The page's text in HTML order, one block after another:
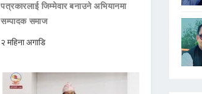
पत्रकारलाई जिम्मेवार बनाउने अभियानमा
सम्पादक समाज
२ महिना अगाडि